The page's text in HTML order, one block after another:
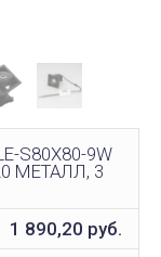
S80X80-9W
МЕТАЛЛ, 3
1 890,20 руб.